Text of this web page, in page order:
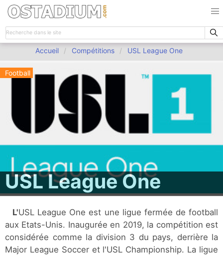
Accueil Compétitions USL League One
Football
USL League One
L'USL League One est une ligue fermée de football
aux Etats-Unis. Inaugurée en 2019, la compétition est
considérée comme la division 3 du pays, derrière la
Major League Soccer et l'USL Championship. La ligue